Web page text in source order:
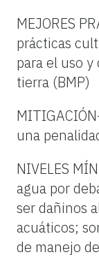
MEJORES
prácticas
para el uso
tierra (BMP)
una
NIVELES
agua por
ser dañinos
acuáticos;
de manejo